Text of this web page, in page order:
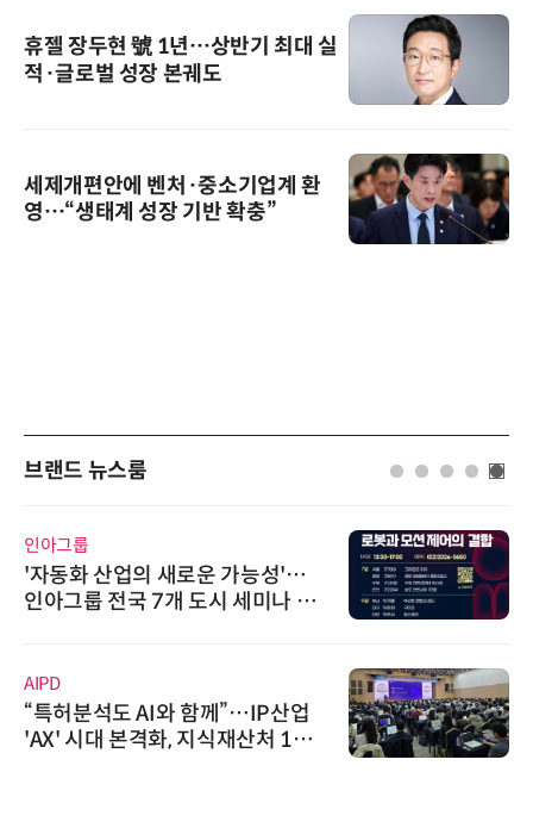
휴젤 장두현 號 1년…상반기 최대 실
적·글로벌 성장 본궤도
세제개편안에 벤처·중소기업계 환
영…“생태계 성장 기반 확충”
브랜드 뉴스룸
인아그룹
'자동화 산업의 새로운 가능성'…
인아그룹 전국 7개 도시 세미나 페
AIPD
“특허분석도 AI와 함께”…IP산업
'AX' 시대 본격화, 지식재산처 1호